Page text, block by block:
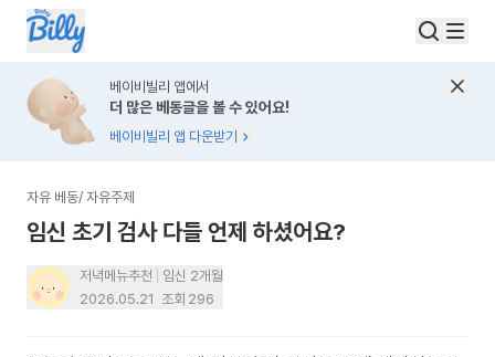
베이비빌리 앱에서
더 많은 베동글을 볼 수 있어요!
베이비빌리 앱 다운받기
자유 베동/ 자유주제
임신 초기 검사 다들 언제 하셨어요?
저녁메뉴추천
임신 2개월
2026.05.21 조회 296